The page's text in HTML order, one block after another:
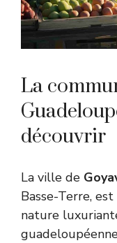
La
découvrir
La ville de
Basse-Terre,
nature